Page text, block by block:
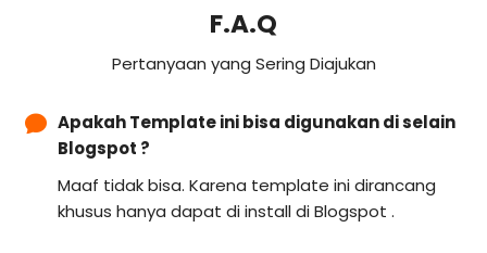
F.A.Q
Pertanyaan yang Sering Diajukan
Apakah Template ini bisa digunakan di selain
Blogspot ?
Maaf tidak bisa. Karena template ini dirancang
khusus hanya dapat di install di Blogspot .